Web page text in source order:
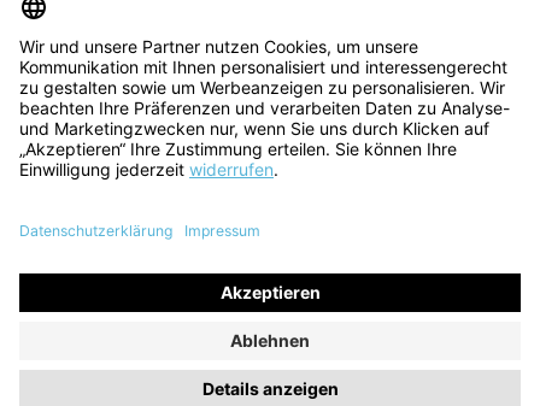
Service & Beratung
Informationen
Alle Preise inkl. gesetzl. Mehrwertsteuer zzgl.
ggf. Nachnahmegebühren, wenn nicht anders angegeben.